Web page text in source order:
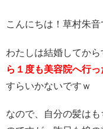
こんにちは！草村朱音
わたしは結婚してから
ら１度も美容院へ行っ
すらいかないですｗ
なので、自分の髪は